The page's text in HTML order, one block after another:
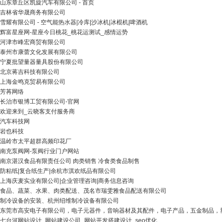
山东章丘区凯旋汽车有限公司 - 首页
吉林省华晟商务有限公司
雪耀有限公司 - 空气能热水器|冷库|沙冰机|冰棍机|啤酒机
辉富星座网-星座今日桃花_桃花运测试_感情运势
河津市峰宏商贸有限公司
泰州市康蕾文化发展有限公司
宁夏批望量器量具股份有限公司
北京蒋吉科技有限公司
上海金鸣克贸易有限公司
芳苒网络
长治市银博工贸有限公司-官网
欢迎来到_云晓客支付服务商
汽车科技网
岩也科技
温岭市太平超群高频印花厂
南充泵阀网-泵阀行业门户网站
南京湛汉食品有限责任公司 肉类销售 冷食类食品制售
防粘纸|复合纸生产|余杭市淇欢纸品有限公司
上海庆麦实业有限公司|企业管理咨询|商务信息咨询
食品、蔬菜、水果、肉类配送、茂名市瑞雯雅食品配送有限公司
制冷设备的安装、杭州绍维制冷设备有限公司
东莞市高安电子有限公司，电子元器件，音响器材及其配件，电子产品，五金制品，
七台河网站设计_网站建设公司_网站开发搭建设计_seo优化